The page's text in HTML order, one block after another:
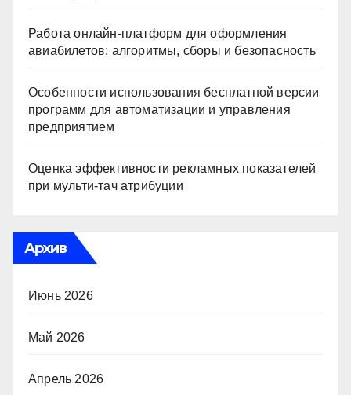
Работа онлайн‑платформ для оформления
авиабилетов: алгоритмы, сборы и безопасность
Особенности использования бесплатной версии
программ для автоматизации и управления
предприятием
Оценка эффективности рекламных показателей
при мульти-тач атрибуции
Архив
Июнь 2026
Май 2026
Апрель 2026